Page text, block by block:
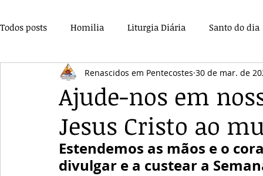
Todos posts Homilia Liturgia Diária Santo do dia
Pentecostes Galeria Orações Saúde
Ajude-nos em
Jesus Cristo ao
Renascidos em Pentecostes 30 de mar. de
Estendemos as mãos e o
divulgar e a custear a